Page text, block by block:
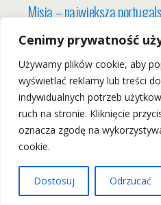
Cenimy prywatność
Używamy plików cookie, aby
wyświetlać reklamy lub treści
indywidualnych potrzeb
ruch na stronie. Kliknięcie
oznacza zgodę na
cookie.
Dostosuj Odrzucać
Misia – największa
fado na jedynym koncercie w
(15.02.13)
Back
Wszelkie Prawa